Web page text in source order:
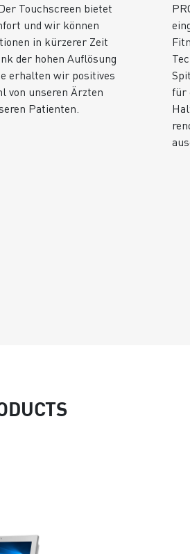
Touchscreen bietet
und wir können
in kürzerer Zeit
der hohen Auflösung
erhalten wir positives
von unseren Ärzten
Patienten.
für